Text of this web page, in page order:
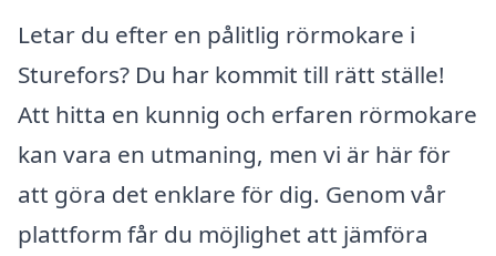
Letar du efter en pålitlig rörmokare i
Sturefors? Du har kommit till rätt ställe!
Att hitta en kunnig och erfaren rörmokare
kan vara en utmaning, men vi är här för
att göra det enklare för dig. Genom vår
plattform får du möjlighet att jämföra